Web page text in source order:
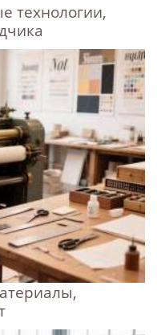
технологии,